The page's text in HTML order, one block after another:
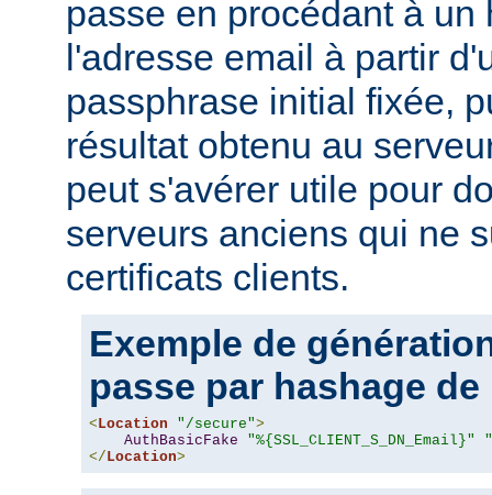
passe en procédant à un
l'adresse email à partir
passphrase initial fixée,
résultat obtenu au
peut s'avérer utile pour
serveurs anciens qui ne
certificats clients.
Exemple de
passe par hashage
<Location "/secure">
AuthBasicFake
"%{SSL_CLIENT_S_DN_Email}"
</Location>